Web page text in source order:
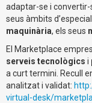
adaptar-se i convertir-
seus àmbits
maquinària, els seus
El Marketplace
serveis tecnològics i
a curt termini. Recull
analitzat i validat:
virtual-desk/